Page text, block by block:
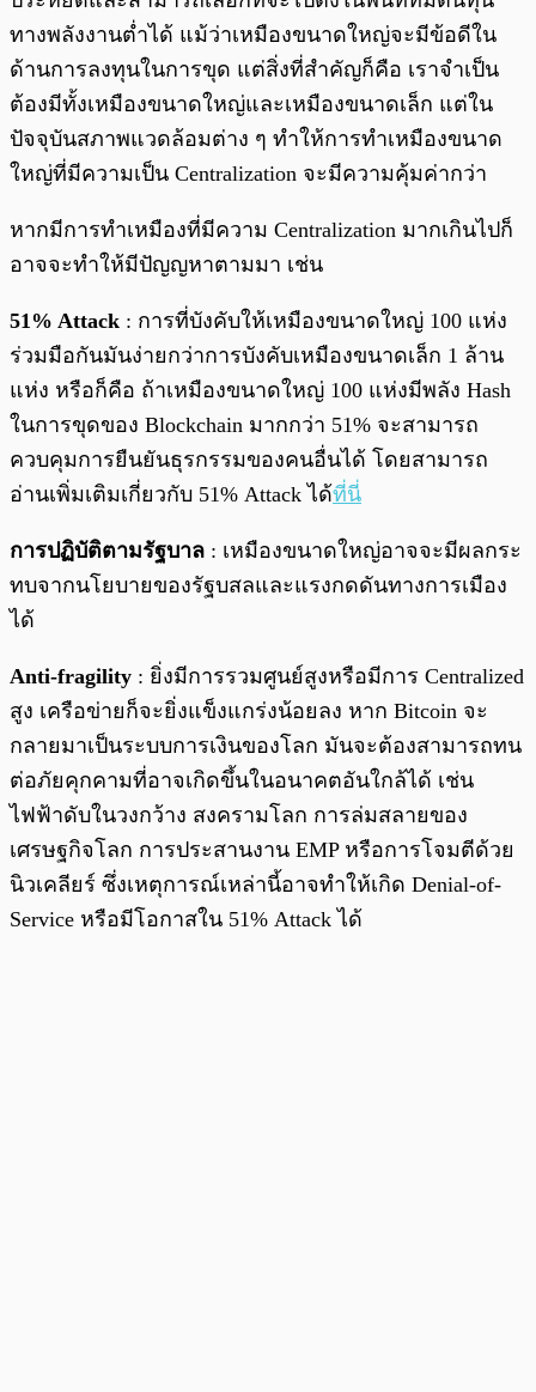
ทางพลังงานต่ำได้ แม้ว่าเหมืองขนาดใหญ่จะมีข้อดีใน
ด้านการลงทุนในการขุด แต่สิ่งที่สำคัญก็คือ เราจำเป็น
ต้องมีทั้งเหมืองขนาดใหญ่และเหมืองขนาดเล็ก แต่ใน
ปัจจุบันสภาพแวดล้อมต่าง ๆ ทำให้การทำเหมืองขนาด
ใหญ่ที่มีความเป็น Centralization จะมีความคุ้มค่ากว่า
หากมีการทำเหมืองที่มีความ Centralization มากเกินไปก็
อาจจะทำให้มีปัญญหาตามมา เช่น
51% Attack : การที่บังคับให้เหมืองขนาดใหญ่ 100 แห่ง
ร่วมมือกันมันง่ายกว่าการบังคับเหมืองขนาดเล็ก 1 ล้าน
แห่ง หรือก็คือ ถ้าเหมืองขนาดใหญ่ 100 แห่งมีพลัง Hash
ในการขุดของ Blockchain มากกว่า 51% จะสามารถ
ควบคุมการยืนยันธุรกรรมของคนอื่นได้ โดยสามารถ
อ่านเพิ่มเติมเกี่ยวกับ 51% Attack ได้ที่นี่
การปฏิบัติตามรัฐบาล : เหมืองขนาดใหญ่อาจจะมีผลกระ
ทบจากนโยบายของรัฐบสลและแรงกดดันทางการเมือง
ได้
Anti-fragility : ยิ่งมีการรวมศูนย์สูงหรือมีการ Centralized
สูง เครือข่ายก็จะยิ่งแข็งแกร่งน้อยลง หาก Bitcoin จะ
กลายมาเป็นระบบการเงินของโลก มันจะต้องสามารถทน
ต่อภัยคุกคามที่อาจเกิดขึ้นในอนาคตอันใกล้ได้ เช่น
ไฟฟ้าดับในวงกว้าง สงครามโลก การล่มสลายของ
เศรษฐกิจโลก การประสานงาน EMP หรือการโจมตีด้วย
นิวเคลียร์ ซึ่งเหตุการณ์เหล่านี้อาจทำให้เกิด Denial-of-
Service หรือมีโอกาสใน 51% Attack ได้